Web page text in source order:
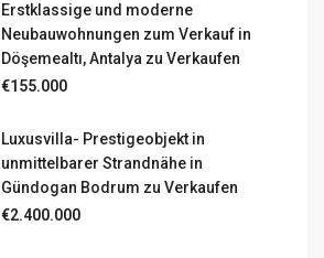
Erstklassige und moderne
Neubauwohnungen zum Verkauf in
Döşemealtı, Antalya zu Verkaufen
€155.000
Luxusvilla- Prestigeobjekt in
unmittelbarer Strandnähe in
Gündogan Bodrum zu Verkaufen
€2.400.000